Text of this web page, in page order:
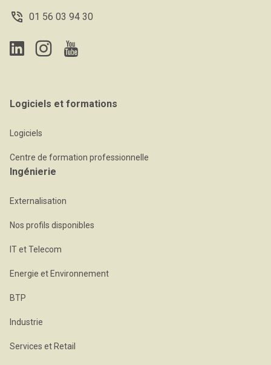
01 56 03 94 30
Logiciels et formations
Logiciels
Centre de formation professionnelle
Ingénierie
Externalisation
Nos profils disponibles
IT et Telecom
Energie et Environnement
BTP
Industrie
Services et Retail